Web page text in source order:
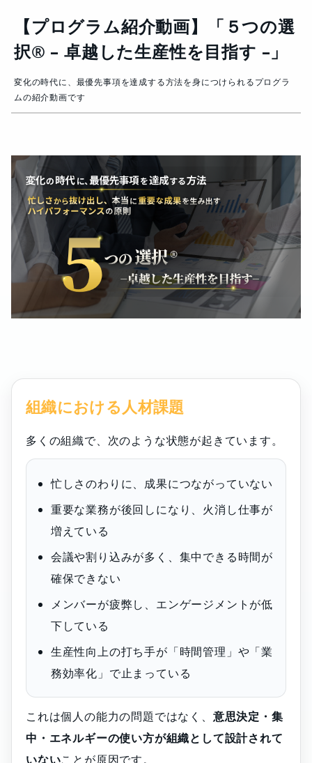
【プログラム紹介動画】「５つの選
択® – 卓越した生産性を目指す –」
変化の時代に、最優先事項を達成する方法を身につけられるプログラ
ムの紹介動画です
組織における人材課題
多くの組織で、次のような状態が起きています。
忙しさのわりに、成果につながっていない
重要な業務が後回しになり、火消し仕事が
増えている
会議や割り込みが多く、集中できる時間が
確保できない
メンバーが疲弊し、エンゲージメントが低
下している
生産性向上の打ち手が「時間管理」や「業
務効率化」で止まっている
これは個人の能力の問題ではなく、 意思決定・集
中・エネルギーの使い方が組織として設計されて
いないことが原因です。